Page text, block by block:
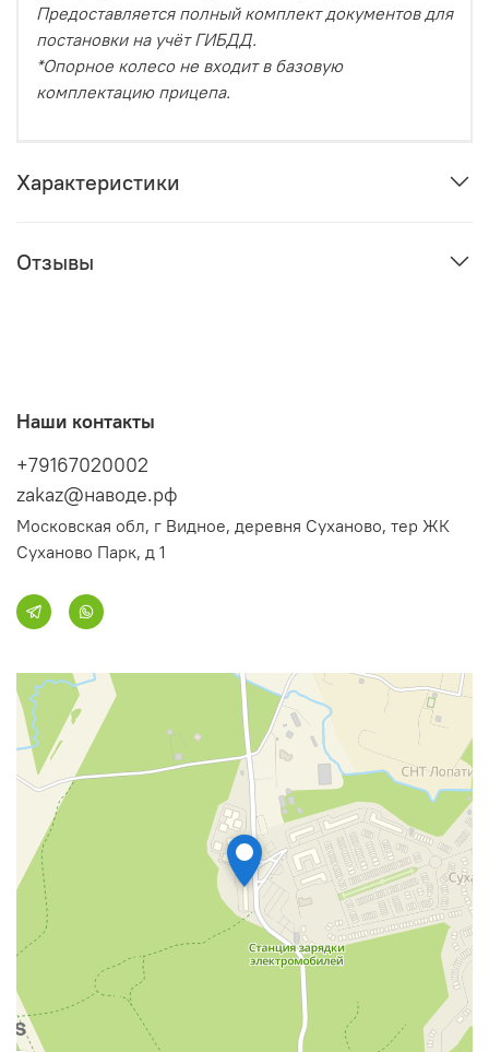
Предоставляется полный комплект документов для
постановки на учёт ГИБДД.
*Опорное колесо не входит в базовую
комплектацию прицепа.
Характеристики
Отзывы
Наши контакты
+79167020002
zakaz@наводе.рф
Московская обл, г Видное, деревня Суханово, тер ЖК
Суханово Парк, д 1